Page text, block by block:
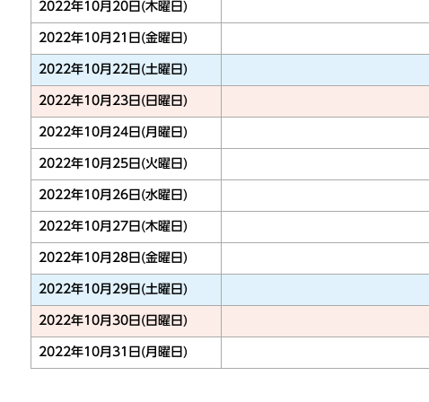
2022年10月20日(木曜日)
2022年10月21日(金曜日)
2022年10月22日(土曜日)
2022年10月23日(日曜日)
2022年10月24日(月曜日)
2022年10月25日(火曜日)
2022年10月26日(水曜日)
2022年10月27日(木曜日)
2022年10月28日(金曜日)
2022年10月29日(土曜日)
2022年10月30日(日曜日)
2022年10月31日(月曜日)